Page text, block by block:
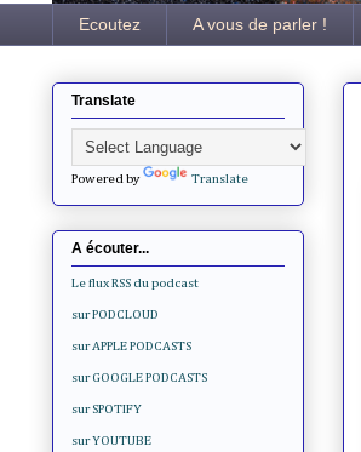
Ecoutez A vous de parler !
Translate
Powered by Translate
A écouter...
Le flux RSS du podcast
sur PODCLOUD
sur APPLE PODCASTS
sur GOOGLE PODCASTS
sur SPOTIFY
sur YOUTUBE